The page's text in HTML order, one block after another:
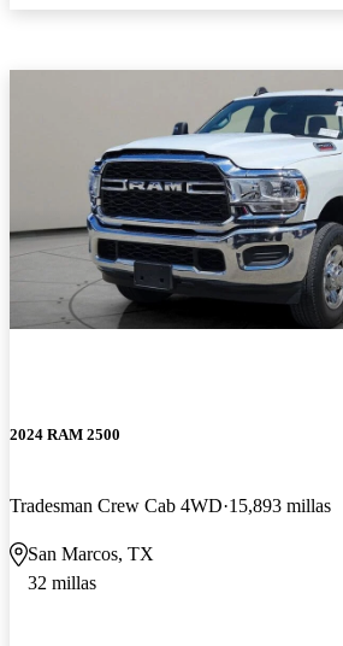
2024 RAM 2500
Tradesman Crew Cab 4WD 15,893 millas
San Marcos, TX
32 millas